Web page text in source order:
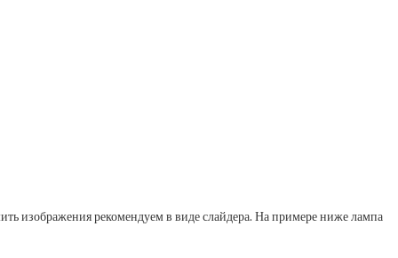
изображения рекомендуем в виде слайдера. На примере ниже лампа